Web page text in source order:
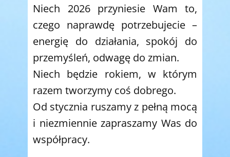
Niech 2026 przyniesie Wam to,
czego naprawdę potrzebujecie –
energię do działania, spokój do
przemyśleń, odwagę do zmian.
Niech będzie rokiem, w którym
razem tworzymy coś dobrego.
Od stycznia ruszamy z pełną mocą
i niezmiennie zapraszamy Was do
współpracy.